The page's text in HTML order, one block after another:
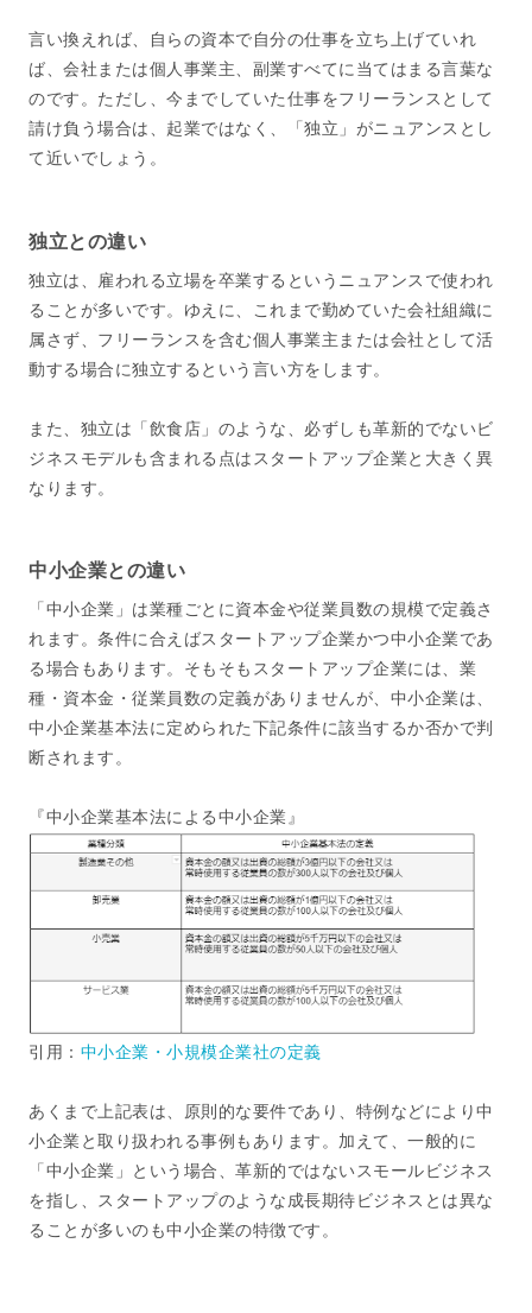
言い換えれば、自らの資本で自分の仕事を立ち上げていれ
ば、会社または個人事業主、副業すべてに当てはまる言葉な
のです。ただし、今までしていた仕事をフリーランスとして
請け負う場合は、起業ではなく、「独立」がニュアンスとし
て近いでしょう。
独立との違い
独立は、雇われる立場を卒業するというニュアンスで使われ
ることが多いです。ゆえに、これまで勤めていた会社組織に
属さず、フリーランスを含む個人事業主または会社として活
動する場合に独立するという言い方をします。
また、独立は「飲食店」のような、必ずしも革新的でないビ
ジネスモデルも含まれる点はスタートアップ企業と大きく異
なります。
中小企業との違い
「中小企業」は業種ごとに資本金や従業員数の規模で定義さ
れます。条件に合えばスタートアップ企業かつ中小企業であ
る場合もあります。そもそもスタートアップ企業には、業
種・資本金・従業員数の定義がありませんが、中小企業は、
中小企業基本法に定められた下記条件に該当するか否かで判
断されます。
『中小企業基本法による中小企業』
引用： 中小企業・小規模企業社の定義
あくまで上記表は、原則的な要件であり、特例などにより中
小企業と取り扱われる事例もあります。加えて、一般的に
「中小企業」という場合、革新的ではないスモールビジネス
を指し、スタートアップのような成長期待ビジネスとは異な
ることが多いのも中小企業の特徴です。